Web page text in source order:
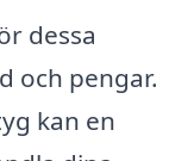
dessa
och pengar.
kan en